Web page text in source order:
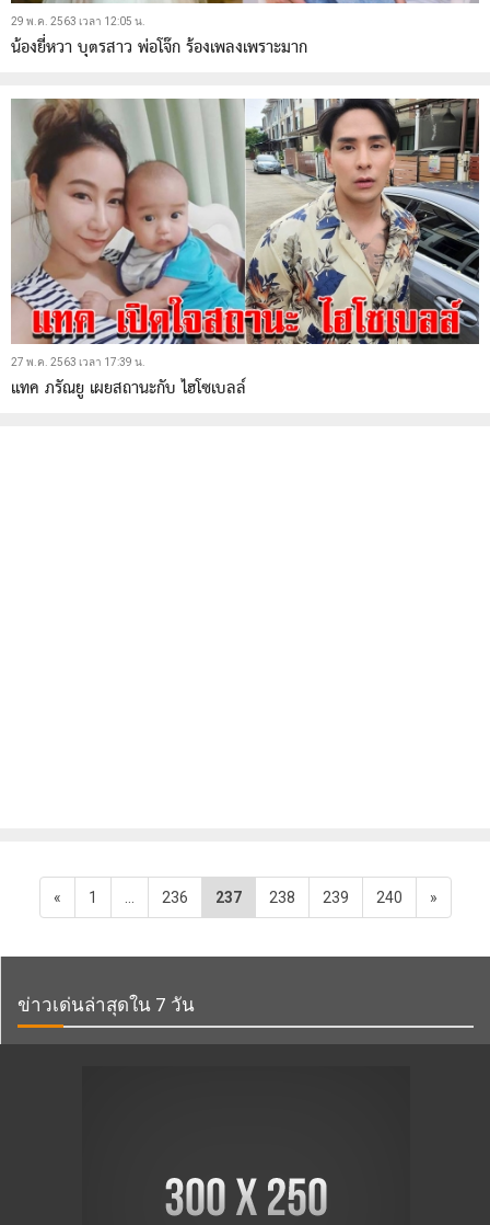
29 พ.ค. 2563 เวลา 12:05 น.
น้องยี่หวา บุตรสาว พ่อโจ๊ก ร้องเพลงเพราะมาก
27 พ.ค. 2563 เวลา 17:39 น.
แทค ภรัณยู เผยสถานะกับ ไฮโซเบลล์
« 1 … 236 237 238 239 240 »
ข่าวเด่นล่าสุดใน 7 วัน